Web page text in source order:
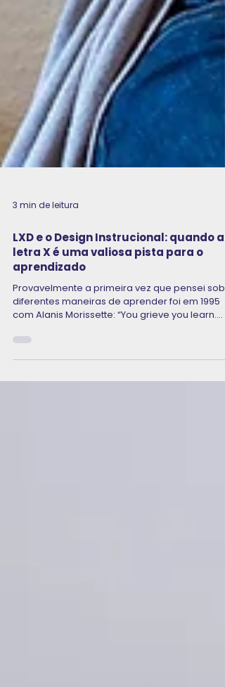
3 min de leitura
LXD e o Design Instrucional: quando a
letra X é uma valiosa pista para o
aprendizado
diferentes maneiras de aprender foi em 1995
com Alanis Morissette: “You grieve you learn....